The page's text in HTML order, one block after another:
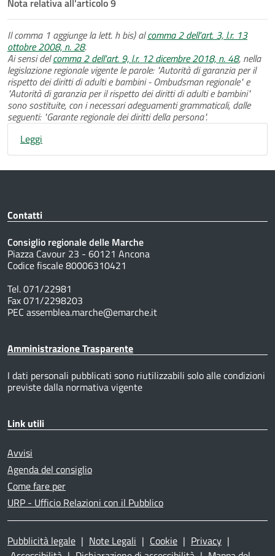
Il comma 1 aggiunge la lett. h bis) alcomma 2 dell'art. 3, l.r. 13
ottobre 2008, n. 28.
Ai sensi delcomma 2 dell'art. 9, l.r. 12 dicembre 2018, n. 48, nella
legislazione regionale vigente le parole: "Autorità di garanzia per il
rispetto dei diritti di adulti e bambini - Ombudsman regionale" e
"Autorità di garanzia per il rispetto dei diritti di adulti e bambini"
sono sostituite, con i necessari adeguamenti grammaticali, dalle
seguenti: "Garante regionale dei diritti della persona".
Leggi
Contatti
Consiglio regionale delle Marche
Piazza Cavour 23 - 60121 Ancona
Codice fiscale 80006310421
Tel. 071/22981
Fax 071/2298203
PEC assemblea.marche@emarche.it
Amministrazione Trasparente
I dati personali pubblicati sono riutilizzabili solo alle condizioni
previste dalla normativa vigente
Link utili
Avvisi
Agenda del consiglio
Come fare per
URP - Ufficio Relazioni con il Pubblico
Pubblicità legale | Note Legali | Cookie | Privacy |